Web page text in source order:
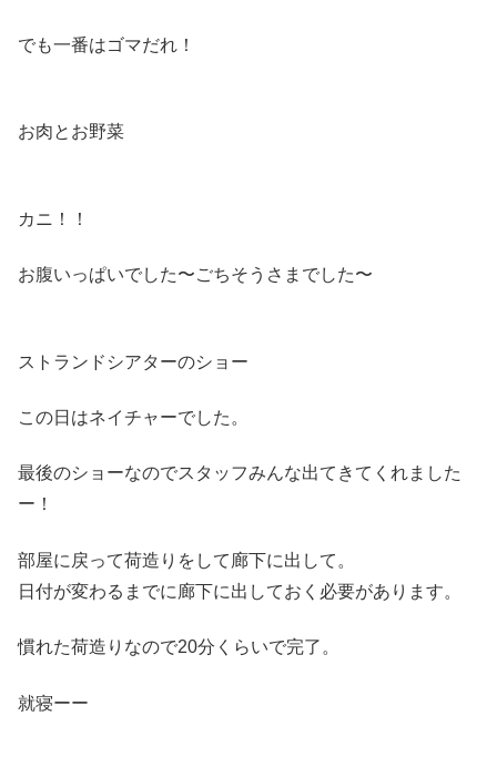
でも一番はゴマだれ！
お肉とお野菜
カニ！！
お腹いっぱいでした〜ごちそうさまでした〜
ストランドシアターのショー
この日はネイチャーでした。
最後のショーなのでスタッフみんな出てきてくれました
ー！
部屋に戻って荷造りをして廊下に出して。
日付が変わるまでに廊下に出しておく必要があります。
慣れた荷造りなので20分くらいで完了。
就寝ーー